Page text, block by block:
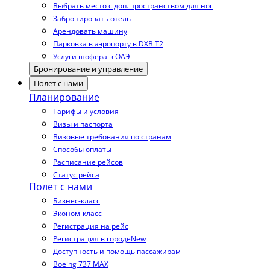
Выбрать место с доп. пространством для ног
Забронировать отель
Арендовать машину
Парковка в аэропорту в DXB T2
Услуги шофера в ОАЭ
Бронирование и управление
Полет с нами
Планирование
Тарифы и условия
Визы и паспорта
Визовые требования по странам
Способы оплаты
Расписание рейсов
Статус рейса
Полет с нами
Бизнес-класс
Эконом-класс
Регистрация на рейс
Регистрация в городеNew
Доступность и помощь пассажирам
Boeing 737 MAX